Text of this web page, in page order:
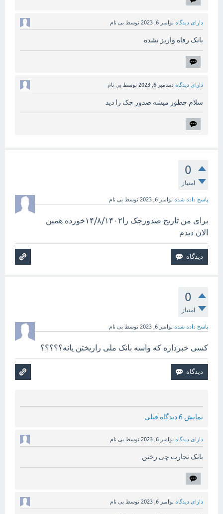
دارای دیدگاه نوامبر 6, 2023 توسط بی نام
بانک رفاه واریز نشده
دارای دیدگاه دسامبر 6, 2023 توسط بی نام
سلام چطور میشه صدور چک را دید
0
امتیاز
پاسخ داده شده نوامبر 6, 2023 توسط بی نام
برای من تاریخ صدورچک‌ را۱۴/۸/۱۴۰۲خورده همین
الان دیدم
0
امتیاز
پاسخ داده شده نوامبر 6, 2023 توسط بی نام
کسی خبرداره که واسه بانک ملی راریختن یانه؟؟؟؟؟
نمایش 6 دیدگاه قبلی
دارای دیدگاه نوامبر 6, 2023 توسط بی نام
بانک تجارت چی رختن
دارای دیدگاه نوامبر 6, 2023 توسط بی نام